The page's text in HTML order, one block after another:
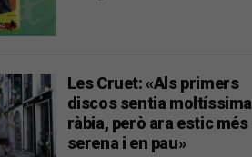
Les Cruet: «Als primers
discos sentia moltíssima
ràbia, però ara estic més
serena i en pau»